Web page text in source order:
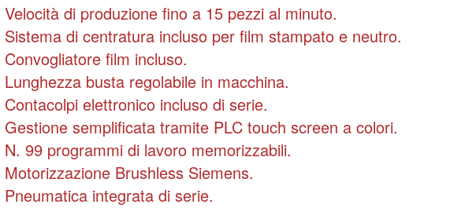
Velocità di produzione fino a 15 pezzi al minuto.
Sistema di centratura incluso per film stampato e neutro.
Convogliatore film incluso.
Lunghezza busta regolabile in macchina.
Contacolpi elettronico incluso di serie.
Gestione semplificata tramite PLC touch screen a colori.
N. 99 programmi di lavoro memorizzabili.
Motorizzazione Brushless Siemens.
Pneumatica integrata di serie.